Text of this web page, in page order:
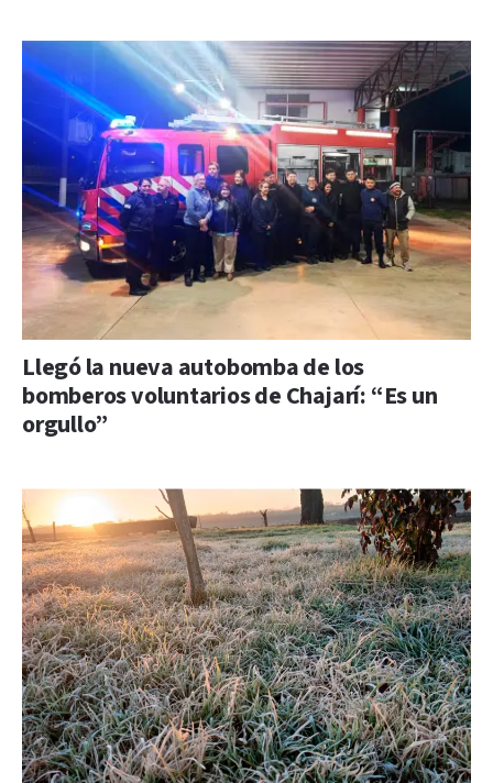
Llegó la nueva autobomba de los
bomberos voluntarios de Chajarí: “Es un
orgullo”